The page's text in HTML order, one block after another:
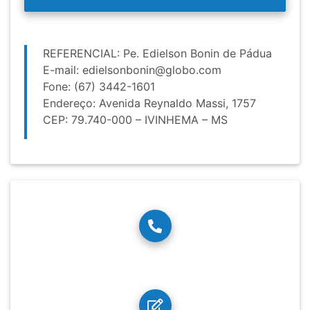
REFERENCIAL: Pe. Edielson Bonin de Pádua
E-mail: edielsonbonin@globo.com
Fone: (67) 3442-1601
Endereço: Avenida Reynaldo Massi, 1757
CEP: 79.740-000 – IVINHEMA – MS